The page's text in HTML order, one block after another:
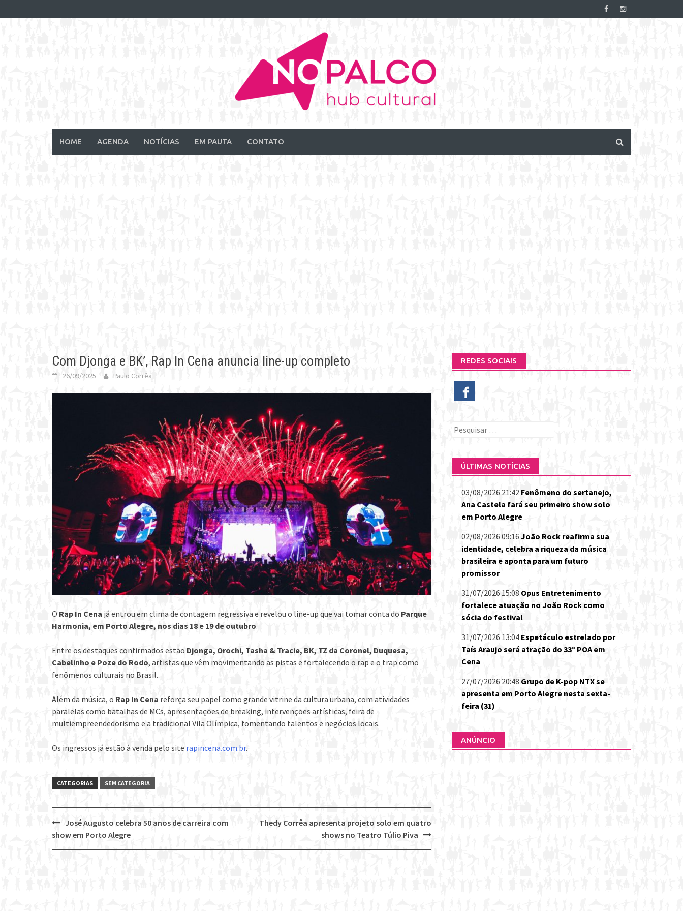
to
HOME AGENDA NOTÍCIAS EM PAUTA CONTATO
Com Djonga e BK’, Rap In Cena anuncia line-up completo
26/09/2025 Paulo Corrêa
O Rap In Cena já entrou em clima de contagem regressiva e revelou o line-up que vai tomar conta do Parque
Harmonia, em Porto Alegre, nos dias 18 e 19 de outubro.
Entre os destaques confirmados estão Djonga, Orochi, Tasha & Tracie, BK, TZ da Coronel, Duquesa,
Cabelinho e Poze do Rodo, artistas que vêm movimentando as pistas e fortalecendo o rap e o trap como
fenômenos culturais no Brasil.
Além da música, o Rap In Cena reforça seu papel como grande vitrine da cultura urbana, com atividades
paralelas como batalhas de MCs, apresentações de breaking, intervenções artísticas, feira de
multiempreendedorismo e a tradicional Vila Olímpica, fomentando talentos e negócios locais.
Os ingressos já estão à venda pelo site rapincena.com.br.
CATEGORIAS SEM CATEGORIA
Post
navigation
Thedy Corrêa apresenta projeto solo em quatro
shows no Teatro Túlio Piva
José Augusto celebra 50 anos de carreira com
show em Porto Alegre
REDES SOCIAIS
Pesquisar
ÚLTIMAS NOTÍCIAS
03/08/2026 21:42 Fenômeno do sertanejo,
Ana Castela fará seu primeiro show solo
em Porto Alegre
02/08/2026 09:16 João Rock reafirma sua
identidade, celebra a riqueza da música
brasileira e aponta para um futuro
promissor
31/07/2026 15:08 Opus Entretenimento
fortalece atuação no João Rock como
sócia do festival
31/07/2026 13:04 Espetáculo estrelado por
Taís Araujo será atração do 33º POA em
Cena
27/07/2026 20:48 Grupo de K-pop NTX se
apresenta em Porto Alegre nesta sexta-
feira (31)
ANÚNCIO